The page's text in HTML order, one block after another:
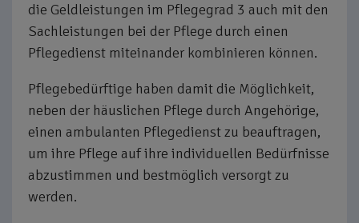
die Geldleistungen im Pflegegrad 3 auch mit den
Sachleistungen bei der Pflege durch einen
Pflegedienst miteinander kombinieren können.
Pflegebedürftige haben damit die Möglichkeit,
neben der häuslichen Pflege durch Angehörige,
einen ambulanten Pflegedienst zu beauftragen,
um ihre Pflege auf ihre individuellen Bedürfnisse
abzustimmen und bestmöglich versorgt zu
werden.